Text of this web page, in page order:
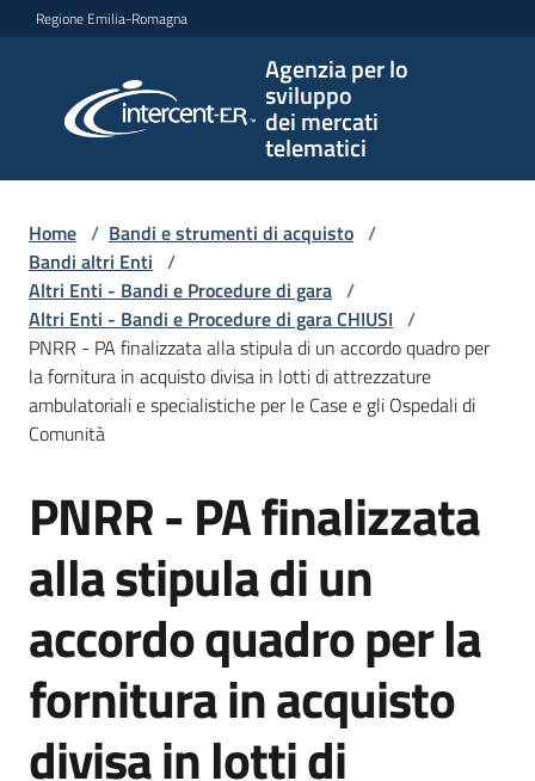
Vai al contenuto
Vai alla navigazione
Vai al footer
Regione Emilia-Romagna
Agenzia per lo
sviluppo
dei mercati
telematici
per lo
sviluppo
telematici
L'Agenzia
Bandi
strumenti
di
Supporto
Piattaforme
telematiche
Home / Bandi e strumenti di acquisto /
Bandi altri Enti /
Altri Enti - Bandi e Procedure di gara /
Altri Enti - Bandi e Procedure di gara CHIUSI /
PNRR - PA finalizzata alla stipula di un accordo quadro per
la fornitura in acquisto divisa in lotti di attrezzature
ambulatoriali e specialistiche per le Case e gli Ospedali di
Comunità
Salta al contenuto
PNRR - PA finalizzata
alla stipula di un
accordo quadro per la
fornitura in acquisto
divisa in lotti di